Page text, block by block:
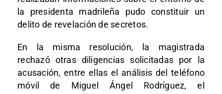
la presidenta madrileña pudo constituir un
delito de revelación de secretos.
En la misma resolución, la magistrada
rechazó otras diligencias solicitadas por la
acusación, entre ellas el análisis del teléfono
móvil de Miguel Ángel Rodríguez, el